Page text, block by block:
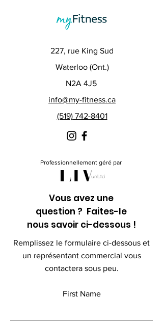
227, rue King Sud
Waterloo (Ont.)
N2A 4J5
info@my-fitness.ca
(519) 742-8401
Professionnellement géré par
Vous avez une
question ? Faites-le
nous savoir ci-dessous !
Remplissez le formulaire ci-dessous et
un représentant commercial vous
contactera sous peu.
First Name